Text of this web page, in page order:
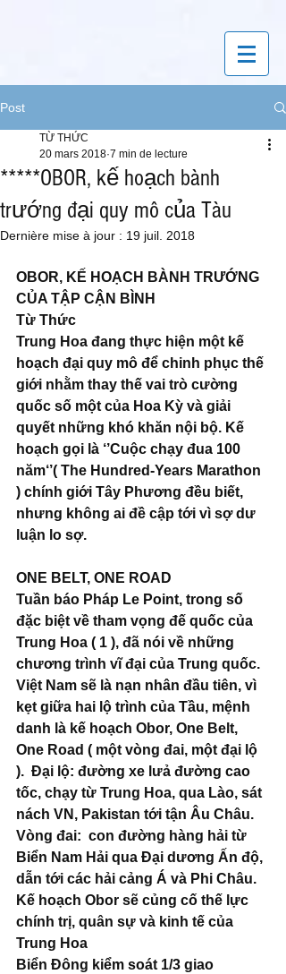
Post
*****OBOR, kế hoạch bành
trướng đại quy mô của Tàu
TỪ THỨC
20 mars 2018 7 min de lecture
Dernière mise à jour : 19 juil. 2018
OBOR, KẾ HOẠCH BÀNH TRƯỚNG
CỦA TẬP CẬN BÌNH
Từ Thức
Trung Hoa đang thực hiện một kế
hoạch đại quy mô để chinh phục thế
giới nhằm thay thế vai trò cường
quốc số một của Hoa Kỳ và giải
quyết những khó khăn nội bộ. Kế
hoạch gọi là ‘’Cuộc chạy đua 100
năm‘’( The Hundred-Years Marathon
) chính giới Tây Phương đều biết,
nhưng không ai đề cập tới vì sợ dư
luận lo sợ.
ONE BELT, ONE ROAD
Tuần báo Pháp Le Point, trong số
đặc biệt về tham vọng đế quốc của
Trung Hoa ( 1 ), đã nói về những
chương trình vĩ đại của Trung quốc.
Việt Nam sẽ là nạn nhân đầu tiên, vì
kẹt giữa hai lộ trình của Tầu, mệnh
danh là kế hoạch Obor, One Belt,
One Road ( một vòng đai, một đại lộ
).  Đại lộ: đường xe lưả đường cao
tốc, chạy từ Trung Hoa, qua Lào, sát
nách VN, Pakistan tới tận Âu Châu.
Vòng đai:  con đường hàng hải từ
Biển Nam Hải qua Đại dương Ấn độ,
dẫn tới các hải cảng Á và Phi Châu.
Kế hoạch Obor sẽ củng cố thế lực
chính trị, quân sự và kinh tế của
Trung Hoa
Biển Đông kiểm soát 1/3 giao